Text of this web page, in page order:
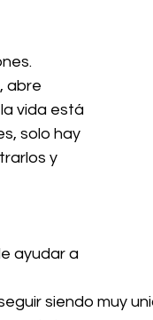
abre
vida está
solo hay
y
ayudar a
siendo muy